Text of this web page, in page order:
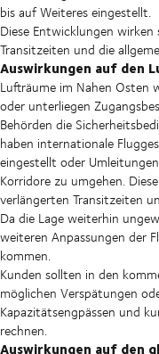
bis auf Weiteres eingestellt.
Diese Entwicklungen
Transitzeiten und die
Auswirkungen auf den
Lufträume im Nahen Osten
oder unterliegen
Behörden die
haben internationale
eingestellt oder
Korridore zu umgehen.
verlängerten Transitzeiten
Da die Lage weiterhin
weiteren Anpassungen der
kommen.
Kunden sollten in den
möglichen Verspätungen
Kapazitätsengpässen und
rechnen.
Auswirkungen auf den